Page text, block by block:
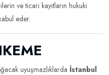
ve ticari kayıtların hukuki
eder.
uyuşmazlıklarda İstanbul